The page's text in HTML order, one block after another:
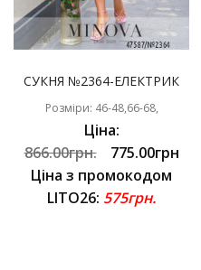
СУКНЯ №2364-ЕЛЕКТРИК
Розміри: 46-48,66-68,
Ціна:
866.00грн.
775.00грн
Ціна з промокодом
LITO26: 575грн.